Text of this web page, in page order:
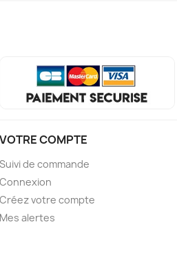
VOTRE COMPTE
Suivi de commande
Connexion
Créez votre compte
Mes alertes